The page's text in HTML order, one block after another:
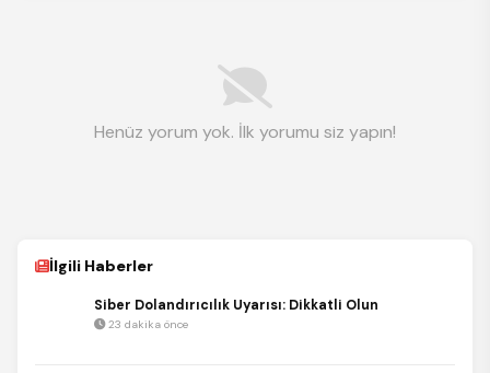
Henüz yorum yok. İlk yorumu siz yapın!
İlgili Haberler
Siber Dolandırıcılık Uyarısı: Dikkatli Olun
23 dakika önce